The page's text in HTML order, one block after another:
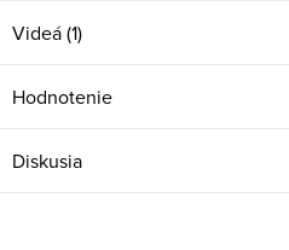
Videá (1)
Hodnotenie
Diskusia